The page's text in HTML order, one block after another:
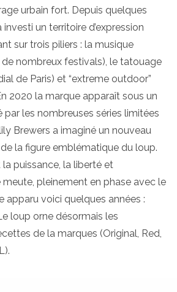
urbain fort. Depuis quelques
un territoire d’expression
sur trois piliers : la musique
nombreux festivals), le tatouage
de Paris) et “extreme outdoor”
2020 la marque apparaît sous un
par les nombreuses séries limitées
Brewers a imaginé un nouveau
la figure emblématique du loup.
puissance, la liberté et
meute, pleinement en phase avec le
apparu voici quelques années :
loup orne désormais les
de la marques (Original, Red,